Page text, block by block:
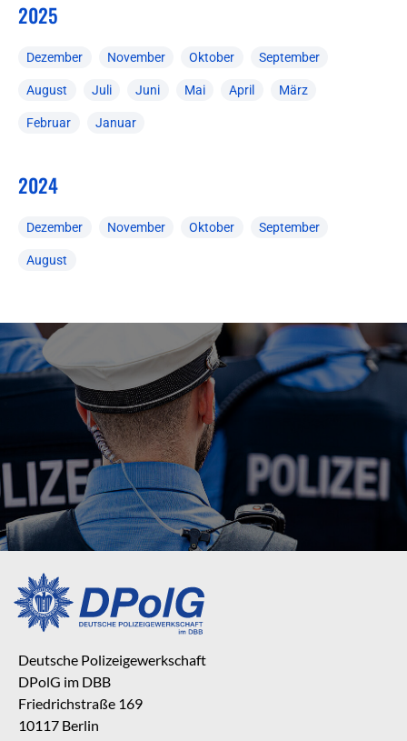
2025
Dezember November Oktober September
August Juli Juni Mai April März
Februar Januar
2024
Dezember November Oktober September
August
Deutsche Polizeigewerkschaft
DPolG im DBB
Friedrichstraße 169
10117 Berlin